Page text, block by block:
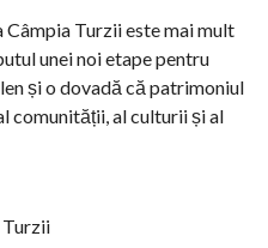
Câmpia Turzii este mai mult
unei noi etape pentru
și o dovadă că patrimoniul
comunității, al culturii și al